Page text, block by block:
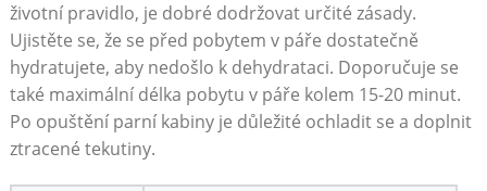
životní pravidlo, je dobré dodržovat určité zásady.
Ujistěte se, že se před pobytem v páře dostatečně
hydratujete, aby nedošlo k dehydrataci. Doporučuje se
také maximální délka pobytu v páře kolem 15-20 minut.
Po opuštění parní kabiny je důležité ochladit se a doplnit
ztracené tekutiny.